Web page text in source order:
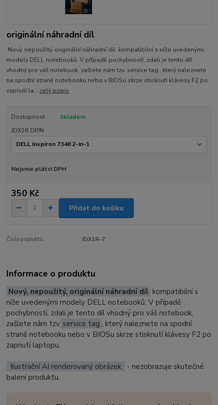
originální náhradní díl
Nový, nepoužitý, originální náhradní díl kompatibilní s níže uvedenými
modely DELL notebooků. V případě pochybností, zdali je tento díl
vhodný pro váš notebook, zašlete nám tzv. service tag , který naleznete
na spodní straně notebooku nebo v BIOSu skrze stisknutí klávesy F2 po
zapnutí la... celý popis
Dostupnost
Skladem
JDX1R DP/N
Nejsme plátci DPH
350 Kč
Přidat do košíku
Číslo produktu: JDX1R-7
Informace o produktu
Nový, nepoužitý, originální náhradní díl kompatibilní s
níže uvedenými modely DELL notebooků. V případě
pochybností, zdali je tento díl vhodný pro váš notebook,
zašlete nám tzv. service tag , který naleznete na spodní
straně notebooku nebo v BIOSu skrze stisknutí klávesy F2 po
zapnutí laptopu.
Ilustrační AI renderovaný obrázek
- nezobrazuje skutečné
balení produktu.